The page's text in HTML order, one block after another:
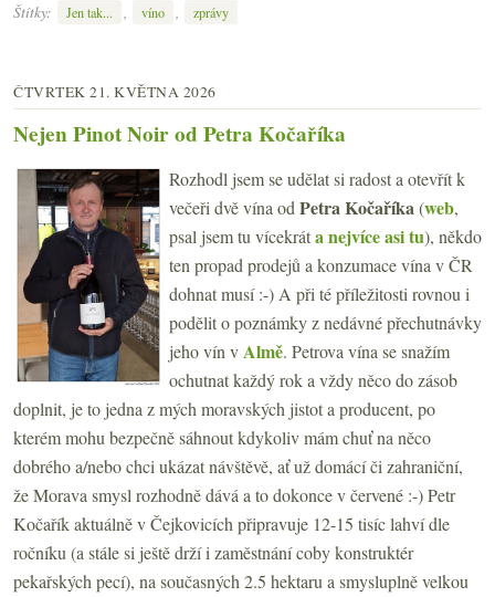
Štítky:
Jen tak... , víno , zprávy
ČTVRTEK 21. KVĚTNA 2026
Nejen Pinot Noir od Petra Kočaříka
Rozhodl jsem se udělat si radost a otevřít k
večeři dvě vína od Petra Kočaříka(web,
psal jsem tu vícekráta nejvíce asi tu), někdo
ten propad prodejů a konzumace vína v ČR
dohnat musí :-) A při té příležitosti rovnou i
podělit o poznámky z nedávné přechutnávky
jeho vín vAlmě. Petrova vína se snažím
ochutnat každý rok a vždy něco do zásob
doplnit, je to jedna z mých moravských jistot a producent, po
kterém mohu bezpečně sáhnout kdykoliv mám chuť na něco
dobrého a/nebo chci ukázat návštěvě, ať už domácí či zahraniční,
že Morava smysl rozhodně dává a to dokonce v červené :-) Petr
Kočařík aktuálně v Čejkovicích připravuje 12-15 tisíc lahví dle
ročníku (a stále si ještě drží i zaměstnání coby konstruktér
pekařských pecí), na současných 2.5 hektaru a smysluplně velkou